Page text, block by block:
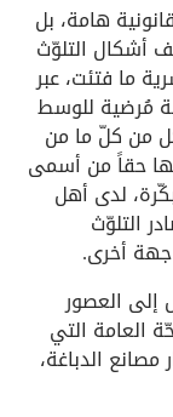
هامة، بل
أشكال التلوّث
ما فتئت، عبر
مُرضية للوسط
من كلّ ما من
حقاً من أسمى
لدى أهل
التلوّث
أخرى.
العصور
العامة التي
الدباغة،